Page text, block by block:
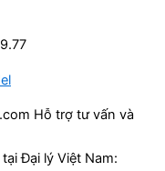
Hỗ trợ tư vấn và
Đại lý Việt Nam: